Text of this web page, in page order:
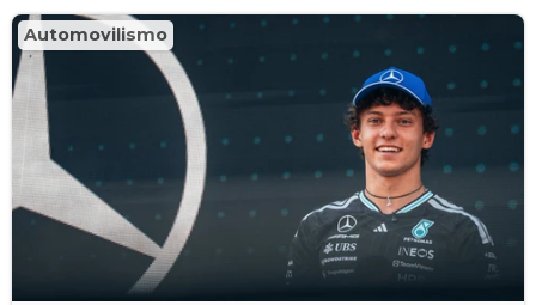
Automovilismo